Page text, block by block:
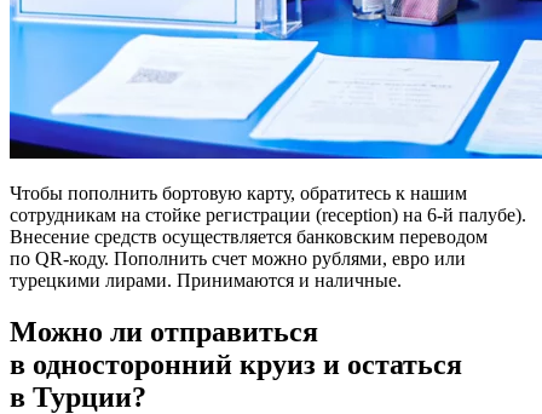
Чтобы пополнить бортовую карту, обратитесь к нашим
сотрудникам на стойке регистрации (reception) на 6-й палубе).
Внесение средств осуществляется банковским переводом
по QR-коду. Пополнить счет можно рублями, евро или
турецкими лирами. Принимаются и наличные.
Можно ли отправиться
в односторонний круиз и остаться
в Турции?